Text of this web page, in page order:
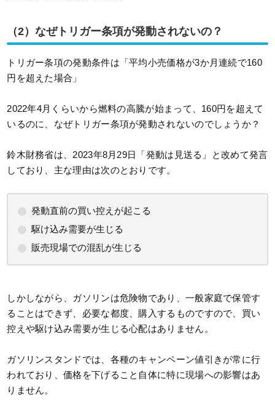
（2）なぜトリガー条項が発動されないの？
トリガー条項の発動条件は「平均小売価格が3か月連続で160
円を超えた場合」
2022年4月くらいから燃料の高騰が始まって、160円を超えて
いるのに、なぜトリガー条項が発動されないのでしょうか？
鈴木財務省は、2023年8月29日「発動は見送る」と改めて発言
しており、主な理由は次のとおりです。
発動直前の買い控えが起こる
駆け込み需要が生じる
販売現場での混乱が生じる
しかしながら、ガソリンは危険物であり、一般家庭で保管す
ることはできず、必要な都度、購入するものですので、買い
控えや駆け込み需要が生じる心配はありません。
ガソリンスタンドでは、各種のキャンペーン値引きが常に行
われており、価格を下げること自体に特に現場への影響はあ
りません。